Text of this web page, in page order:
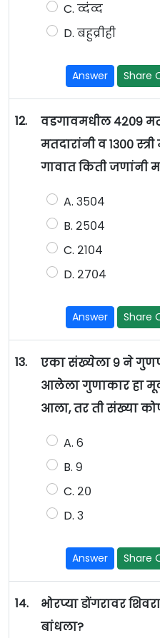
C. व्दंंव्द
D. बहुव्रीही
Answer Share
12.
वडगावमधील ४२०९
मतदारांनी व १३००
गावात किती जणांनी
A. ३५०४
B. २५०४
C. २१०४
D. २७०४
Answer Share
13.
एका संख्येला ९ ने
आलेला गुणाकार हा
आला, तर ती संख्या
A. ६
B. ९
C. २०
D. ३
Answer Share
14.
भोरप्या डोंगरावर
बांधला?